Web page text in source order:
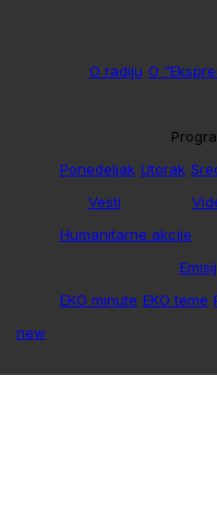
O radiju O
Ponedeljak Utorak
Vesti
Humanitarne akcije
EKO minute EKO teme
new